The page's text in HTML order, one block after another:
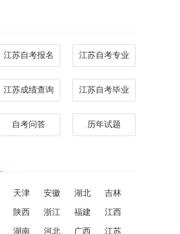
江苏自考报名 江苏自考专业
江苏成绩查询 江苏自考毕业
自考问答 历年试题
天津 安徽 湖北 吉林
陕西 浙江 福建 江西
湖南 河北 广西 江苏